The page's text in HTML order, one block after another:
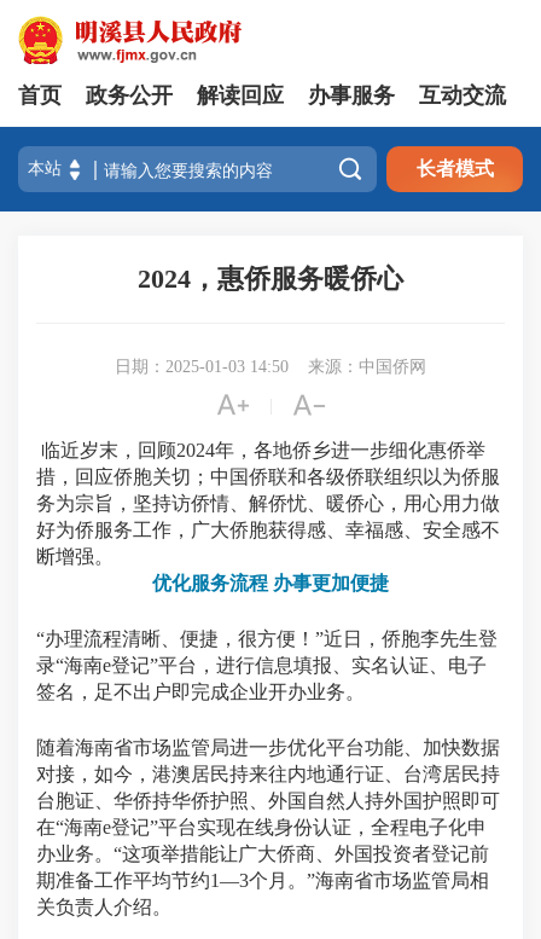
首页 政务公开 解读回应 办事服务 互动交流
 长者模式
2024，惠侨服务暖侨心
日期：2025-01-03 14:50 来源：中国侨网
 
临近岁末，回顾2024年，各地侨乡进一步细化惠侨举
措，回应侨胞关切；中国侨联和各级侨联组织以为侨服
务为宗旨，坚持访侨情、解侨忧、暖侨心，用心用力做
好为侨服务工作，广大侨胞获得感、幸福感、安全感不
断增强。
优化服务流程 办事更加便捷
“办理流程清晰、便捷，很方便！”近日，侨胞李先生登
录“海南e登记”平台，进行信息填报、实名认证、电子
签名，足不出户即完成企业开办业务。
随着海南省市场监管局进一步优化平台功能、加快数据
对接，如今，港澳居民持来往内地通行证、台湾居民持
台胞证、华侨持华侨护照、外国自然人持外国护照即可
在“海南e登记”平台实现在线身份认证，全程电子化申
办业务。“这项举措能让广大侨商、外国投资者登记前
期准备工作平均节约1—3个月。”海南省市场监管局相
关负责人介绍。